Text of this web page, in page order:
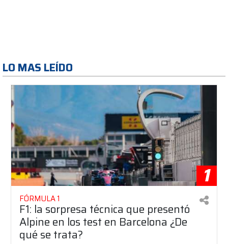
LO MAS LEÍDO
1
FÓRMULA 1
F1: la sorpresa técnica que presentó
Alpine en los test en Barcelona ¿De
qué se trata?